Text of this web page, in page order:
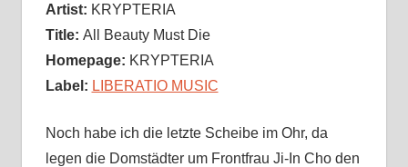
Artist: KRYPTERIA
Title: All Beauty Must Die
Homepage: KRYPTERIA
Label: LIBERATIO MUSIC
Noch habe ich die letzte Scheibe im Ohr, da
legen die Domstädter um Frontfrau Ji-In Cho den